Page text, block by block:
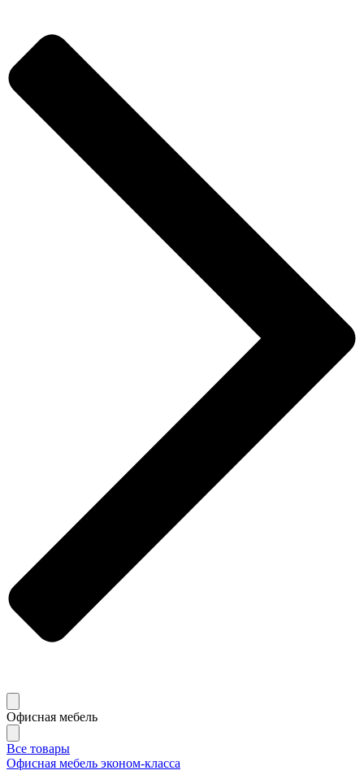
Офисная мебель
Все товары
Офисная мебель эконом-класса